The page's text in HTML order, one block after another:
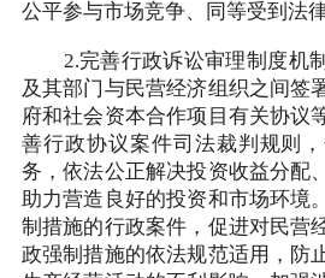
公平参与市场竞争、同等受到法律
2.完善行政诉讼审理制度机
及其部门与民营经济组织之间签
府和社会资本合作项目有关协议
善行政协议案件司法裁判规则
务，依法公正解决投资收益分配
助力营造良好的投资和市场环境
制措施的行政案件，促进对民营
政强制措施的依法规范适用，防